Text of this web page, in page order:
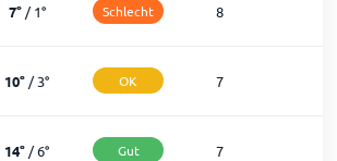
7°/1° Schlecht 8
10° /3° OK 7
14° /6° Gut 7